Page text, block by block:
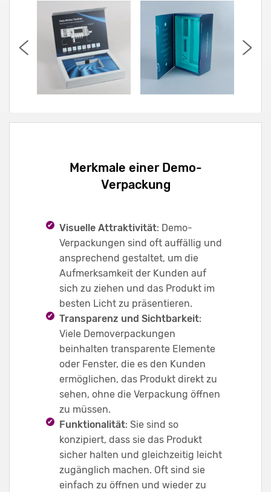
Merkmale einer Demo-
Verpackung
Visuelle Attraktivität: Demo-
Verpackungen sind oft auffällig und
ansprechend gestaltet, um die
Aufmerksamkeit der Kunden auf
sich zu ziehen und das Produkt im
besten Licht zu präsentieren.
Transparenz und Sichtbarkeit:
Viele Demoverpackungen
beinhalten transparente Elemente
oder Fenster, die es den Kunden
ermöglichen, das Produkt direkt zu
sehen, ohne die Verpackung öffnen
zu müssen.
Funktionalität: Sie sind so
konzipiert, dass sie das Produkt
sicher halten und gleichzeitig leicht
zugänglich machen. Oft sind sie
einfach zu öffnen und wieder zu